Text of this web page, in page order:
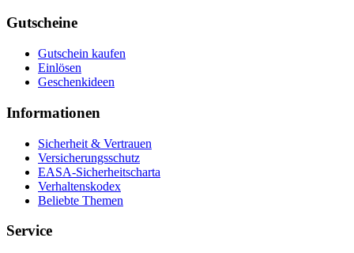
Gutscheine
Gutschein kaufen
Einlösen
Geschenkideen
Informationen
Sicherheit & Vertrauen
Versicherungsschutz
EASA-Sicherheitscharta
Verhaltenskodex
Beliebte Themen
Service